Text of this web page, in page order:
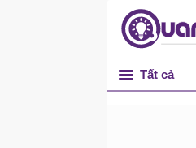
Tất cả